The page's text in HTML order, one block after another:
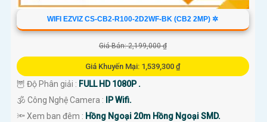
WIFI EZVIZ CS-CB2-R100-2D2WF-BK (CB2 2MP) ✲
Giá Bán: 2,199,000 ₫
Giá Khuyến Mại: 1,539,300 ₫
🦉 Độ Phân giải : FULL HD 1080P .
🕉️ Công Nghệ Camera :
IP Wifi.
🔦 Xem ban đêm : Hồng Ngoại 20m Hồng Ngoại SMD.